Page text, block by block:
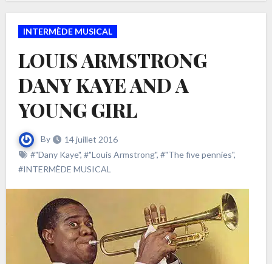
INTERMÈDE MUSICAL
LOUIS ARMSTRONG
DANY KAYE AND A
YOUNG GIRL
By
14 juillet 2016
#"Dany Kaye", #"Louis Armstrong", #"The five pennies",
#INTERMÈDE MUSICAL